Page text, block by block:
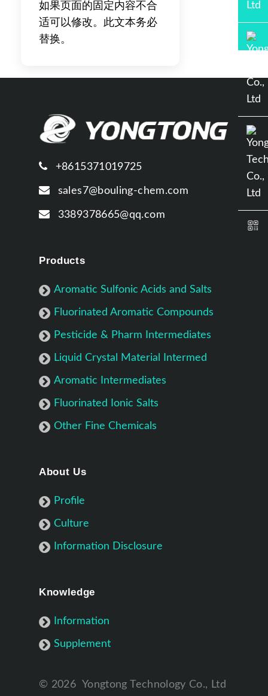
如果页面的固定内容不合
适可以修改。此文本务必
替换。
+8615371019725
sales7@bouling-chem.com
3389378665@qq.com
Products
Aromatic Sulfonic Acids and Salts
Fluorinated Aromatic Compounds
Pesticide & Pharm Intermediates
Liquid Crystal Material Intermed
Aromatic Intermediates
Fluorinated Ionic Salts
Other Fine Chemicals
About Us
Profile
Culture
Information Disclosure
Knowledge
Information
Supplement
© 2026 Yongtong Technology Co., Ltd